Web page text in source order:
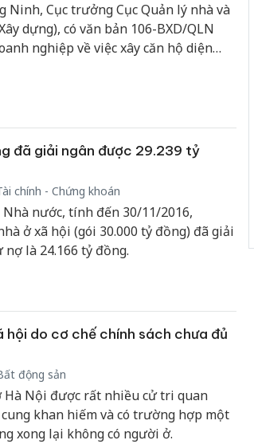
Ninh, Cục trưởng Cục Quản lý nhà và
dựng), có văn bản 106-BXD/QLN
nghiệp về việc xây căn hộ diện
đã giải ngân được 29.239 tỷ
chính - Chứng khoán
nước, tính đến 30/11/2016,
ở xã hội (gói 30.000 tỷ đồng) đã giải
là 24.166 tỷ đồng.
hội do cơ chế chính sách chưa đủ
động sản
Hà Nội được rất nhiều cử tri quan
khan hiếm và có trường hợp một
xong lại không có người ở.
doanh
Công an Thanh Hóa
Thanh Hóa: Tìm bị
hại trong vụ án